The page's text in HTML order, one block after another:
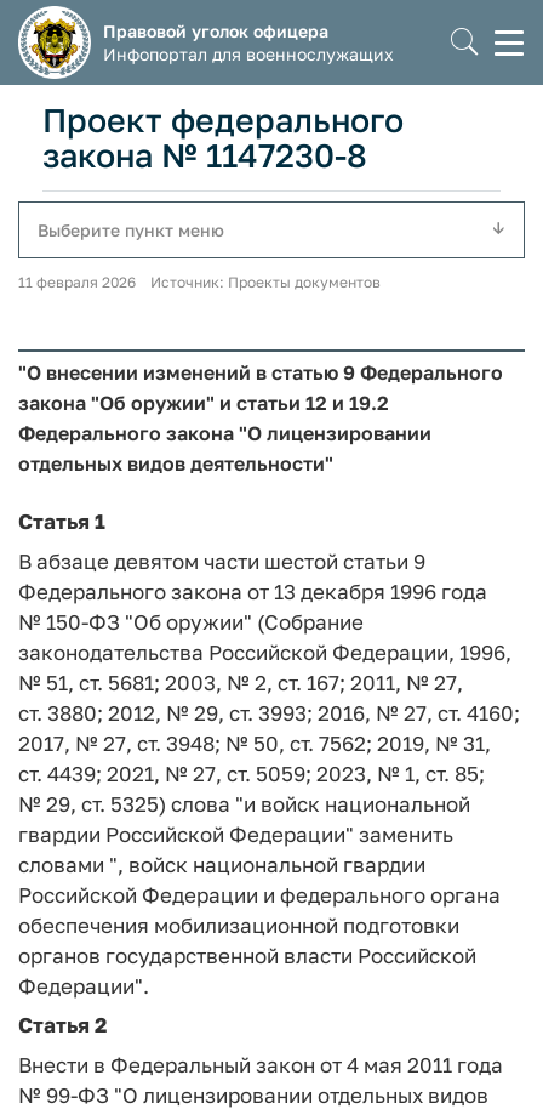
Правовой уголок офицера
Инфопортал для военнослужащих
Проект федерального
закона № 1147230-8
Выберите пункт меню
11 февраля 2026 Источник: Проекты документов
"О внесении изменений в статью 9 Федерального
закона "Об оружии" и статьи 12 и 19.2
Федерального закона "О лицензировании
отдельных видов деятельности"
Статья 1
В абзаце девятом части шестой статьи 9
Федерального закона от 13 декабря 1996 года
№ 150-ФЗ "Об оружии" (Собрание
законодательства Российской Федерации, 1996,
№ 51, ст. 5681; 2003, № 2, ст. 167; 2011, № 27,
ст. 3880; 2012, № 29, ст. 3993; 2016, № 27, ст. 4160;
2017, № 27, ст. 3948; № 50, ст. 7562; 2019, № 31,
ст. 4439; 2021, № 27, ст. 5059; 2023, № 1, ст. 85;
№ 29, ст. 5325) слова "и войск национальной
гвардии Российской Федерации" заменить
словами ", войск национальной гвардии
Российской Федерации и федерального органа
обеспечения мобилизационной подготовки
органов государственной власти Российской
Федерации".
Статья 2
Внести в Федеральный закон от 4 мая 2011 года
№ 99-ФЗ "О лицензировании отдельных видов